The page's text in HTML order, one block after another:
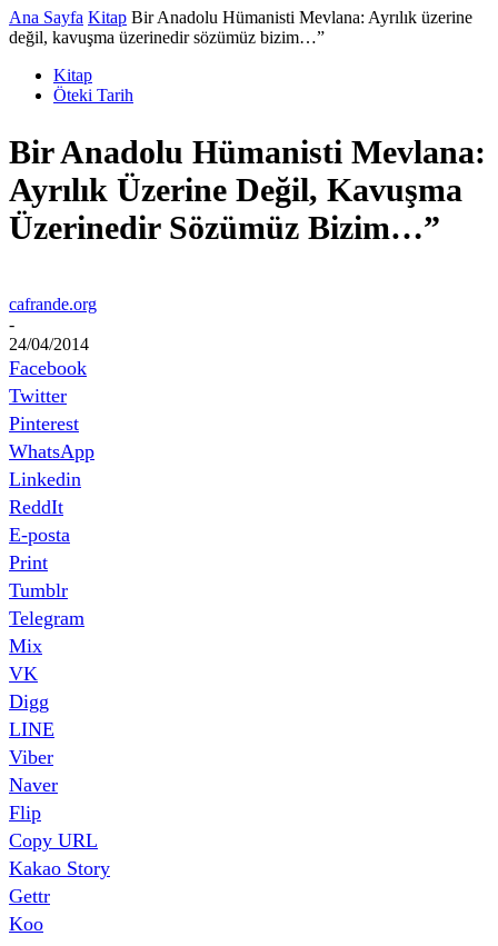
Ana Sayfa Kitap Bir Anadolu Hümanisti Mevlana: Ayrılık üzerine
değil, kavuşma üzerinedir sözümüz bizim…”
Kitap
Öteki Tarih
Bir Anadolu Hümanisti Mevlana:
Ayrılık Üzerine Değil, Kavuşma
Üzerinedir Sözümüz Bizim…”
cafrande.org
-
24/04/2014
Facebook
Twitter
Pinterest
WhatsApp
Linkedin
ReddIt
E-posta
Print
Tumblr
Telegram
Mix
VK
Digg
LINE
Viber
Naver
Flip
Copy URL
Kakao Story
Gettr
Koo